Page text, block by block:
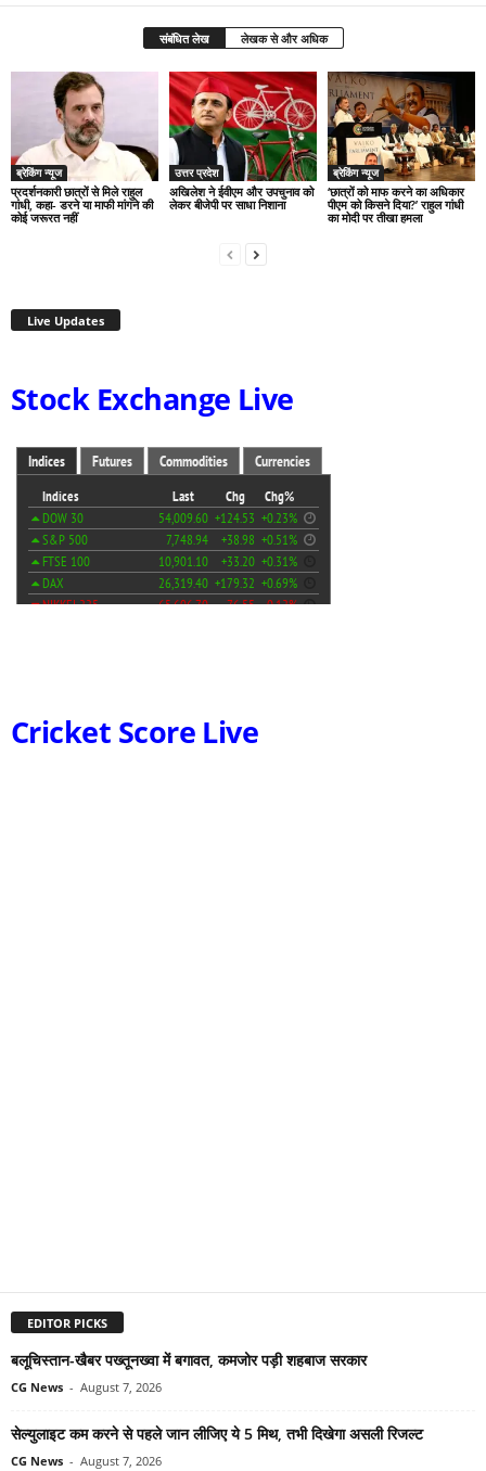
संबंधित लेख लेखक से और अधिक
ब्रेकिंग न्यूज
प्रदर्शनकारी छात्रों से मिले राहुल
गांधी, कहा- डरने या माफी मांगने की
कोई जरूरत नहीं
उत्तर प्रदेश
अखिलेश ने ईवीएम और उपचुनाव को
लेकर बीजेपी पर साधा निशाना
ब्रेकिंग न्यूज
‘छात्रों को माफ करने का अधिकार
पीएम को किसने दिया?’ राहुल गांधी
का मोदी पर तीखा हमला
Live Updates
Stock Exchange Live
Cricket Score Live
EDITOR PICKS
बलूचिस्तान-खैबर पख्तूनख्वा में बगावत, कमजोर पड़ी शहबाज सरकार
CG News - August 7, 2026
सेल्युलाइट कम करने से पहले जान लीजिए ये 5 मिथ, तभी दिखेगा असली रिजल्ट
CG News - August 7, 2026